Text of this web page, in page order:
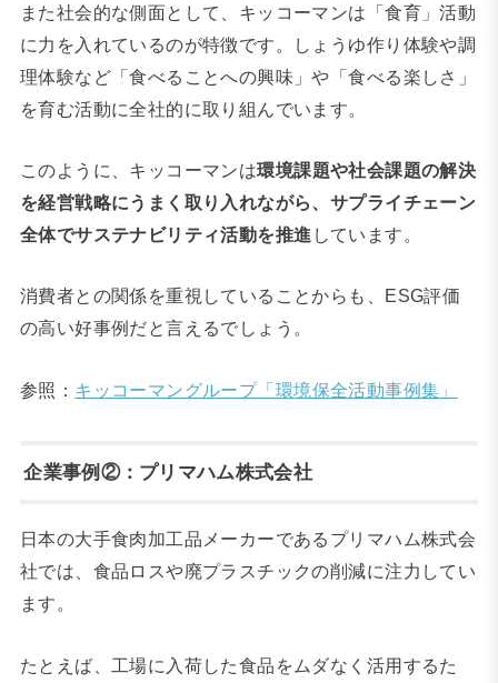
また社会的な側面として、キッコーマンは「食育」活動
に力を入れているのが特徴です。しょうゆ作り体験や調
理体験など「食べることへの興味」や「食べる楽しさ」
を育む活動に全社的に取り組んでいます。
このように、キッコーマンは環境課題や社会課題の解決
を経営戦略にうまく取り入れながら、サプライチェーン
全体でサステナビリティ活動を推進 しています。
消費者との関係を重視していることからも、ESG評価
の高い好事例だと言えるでしょう。
参照： キッコーマングループ「環境保全活動事例集」
企業事例②：プリマハム株式会社
日本の大手食肉加工品メーカーであるプリマハム株式会
社では、食品ロスや廃プラスチックの削減に注力してい
ます。
たとえば、工場に入荷した食品をムダなく活用するた